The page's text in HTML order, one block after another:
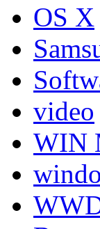
OS X
video
WIN